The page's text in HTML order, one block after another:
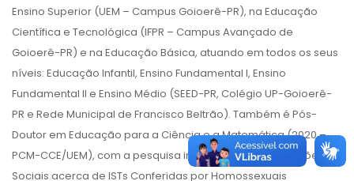
Ensino Superior (UEM – Campus Goioerê-PR), na Educação
Científica e Tecnológica (IFPR – Campus Avançado de
Goioerê-PR) e na Educação Básica, atuando em todos os seus
níveis: Educação Infantil, Ensino Fundamental I, Ensino
Fundamental II e Ensino Médio (SEED-PR, Colégio UP-Goioerê-
PR e Rede Municipal de Francisco Beltrão). Também é Pós-
Doutor em Educação para a Ciência e a Matemática (2020 –
PCM-CCE/UEM), com a pesquisa intitulada “Representações
Sociais acerca de ISTs Conferidas por Homossexuais